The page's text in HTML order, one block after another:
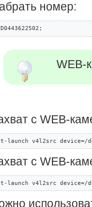
номер:
WEB-
с WEB-
launch v4l2src device=/
с WEB-
launch v4l2src device=/